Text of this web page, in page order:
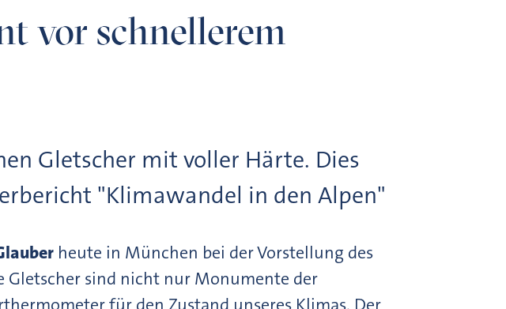
vor schnellerem
Gletscher mit voller Härte. Dies
"Klimawandel in den Alpen"
heute in München bei der Vorstellung des
Gletscher sind nicht nur Monumente der